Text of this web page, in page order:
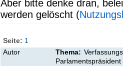
Aber bitte denke dran,
werden gelöscht (
Seite: 1
Autor
Thema:
Parlamentspräsident